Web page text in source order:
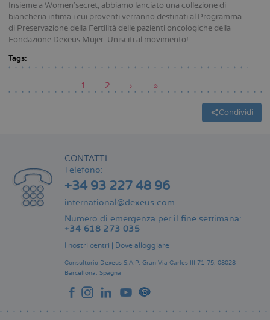
Insieme a Women’secret, abbiamo lanciato una collezione di
biancheria intima i cui proventi verranno destinati al Programma
di Preservazione della Fertilità delle pazienti oncologiche della
Fondazione Dexeus Mujer. Unisciti al movimento!
Tags:
Pagina
attuale
1 Pagina
2
Pagina
successiva
›
Ultima
pagina
»
Condividi
CONTATTI
Telefono:
+34 93 227 48 96
international@dexeus.com
Numero di emergenza per il fine settimana:
+34 618 273 035
I nostri centri Dove alloggiare
Consultorio Dexeus S.A.P. Gran Via Carles III 71-75. 08028
Barcellona. Spagna